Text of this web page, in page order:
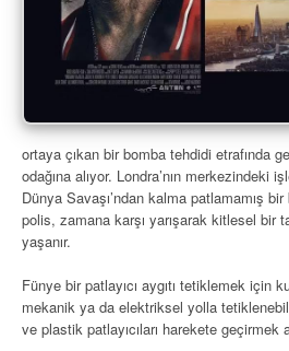
ortaya çıkan bir bomba tehdidi etrafında
odağına alıyor. Londra’nın merkezindeki
Dünya Savaşı’ndan kalma patlamamış
polis, zamana karşı yarışarak kitlesel bir
yaşanır.
Fünye bir patlayıcı aygıtı tetiklemek için
mekanik ya da elektriksel yolla
ve plastik patlayıcıları harekete geçirmek